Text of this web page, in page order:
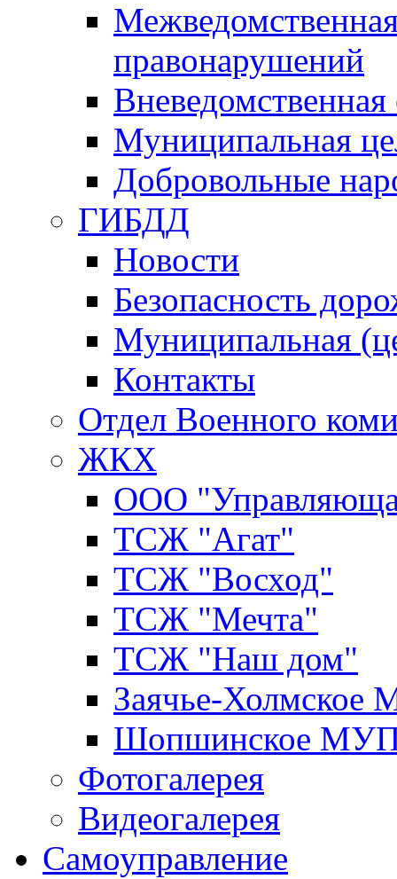
правонарушений
Вневедомственная
Муниципальная
Добровольные
ГИБДД
Новости
Безопасность
Муниципальная
Контакты
Отдел Военного
ЖКХ
ООО
ТСЖ "Агат"
ТСЖ "Восход"
ТСЖ "Мечта"
ТСЖ "Наш дом"
Заячье-
Шопшинское
Фотогалерея
Видеогалерея
Самоуправление